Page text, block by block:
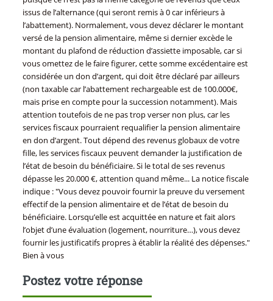
issus de l’alternance (qui seront remis à 0 car inférieurs à
l’abattement). Normalement, vous devez déclarer le montant
versé de la pension alimentaire, même si dernier excède le
montant du plafond de réduction d’assiette imposable, car si
vous omettez de le faire figurer, cette somme excédentaire est
considérée un don d’argent, qui doit être déclaré par ailleurs
(non taxable car l’abattement rechargeable est de 100.000€,
mais prise en compte pour la succession notamment). Mais
attention toutefois de ne pas trop verser non plus, car les
services fiscaux pourraient requalifier la pension alimentaire
en don d’argent. Tout dépend des revenus globaux de votre
fille, les services fiscaux peuvent demander la justification de
l’état de besoin du bénéficiaire. Si le total de ses revenus
dépasse les 20.000 €, attention quand même... La notice fiscale
indique : "Vous devez pouvoir fournir la preuve du versement
effectif de la pension alimentaire et de l’état de besoin du
bénéficiaire. Lorsqu’elle est acquittée en nature et fait alors
l’objet d’une évaluation (logement, nourriture…), vous devez
fournir les justificatifs propres à établir la réalité des dépenses."
Bien à vous
Postez votre réponse